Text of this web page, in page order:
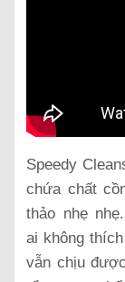
Speedy
chứa chất
thảo nhẹ
ai không
vẫn chịu